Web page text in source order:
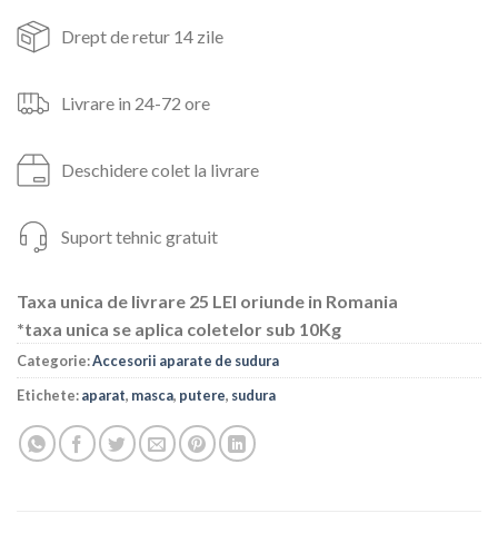
Drept de retur 14 zile
Livrare in 24-72 ore
Deschidere colet la livrare
Suport tehnic gratuit
Taxa unica de livrare 25 LEI oriunde in Romania
*taxa unica se aplica coletelor sub 10Kg
Categorie:Accesorii aparate de sudura
Etichete:aparat, masca, putere, sudura